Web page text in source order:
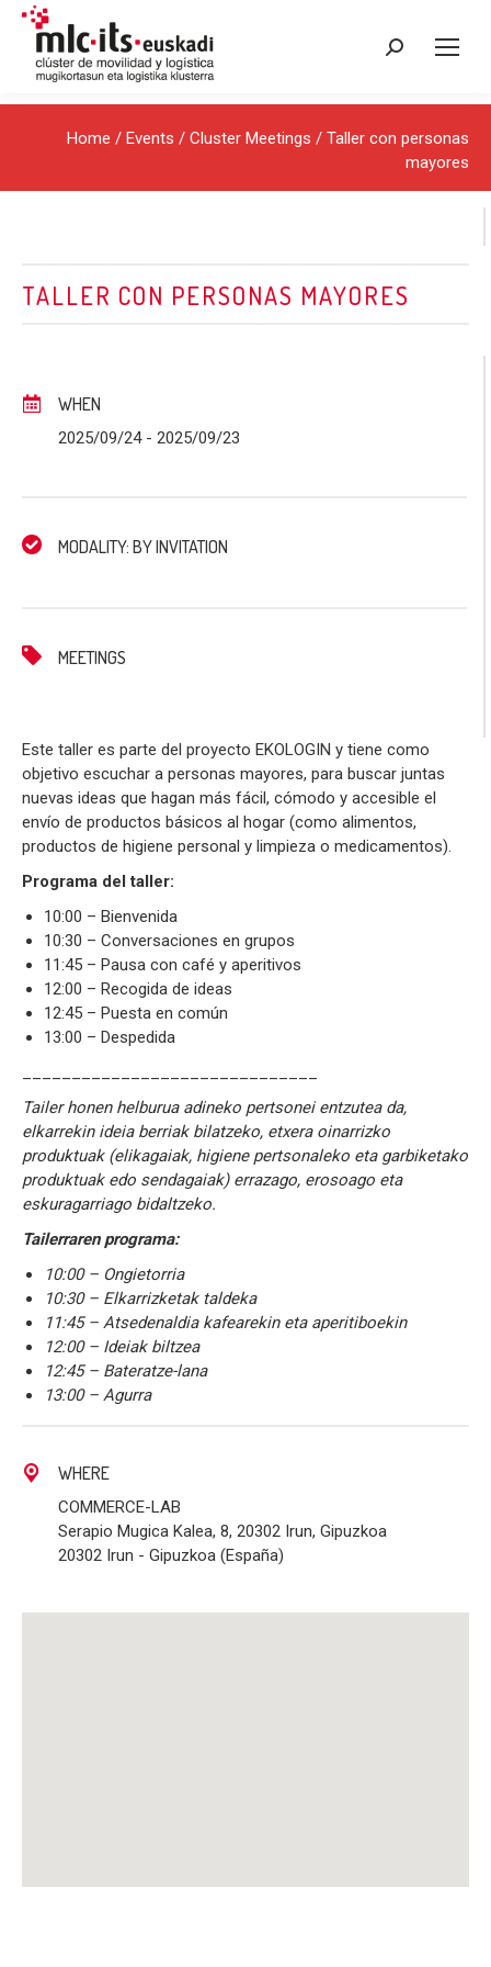
Search:
Home / Events / Cluster Meetings / Taller con personas
mayores
TALLER CON PERSONAS MAYORES
WHEN
2025/09/24 - 2025/09/23
MODALITY: BY INVITATION
MEETINGS
Este taller es parte del proyecto EKOLOGIN y tiene como
objetivo escuchar a personas mayores, para buscar juntas
nuevas ideas que hagan más fácil, cómodo y accesible el
envío de productos básicos al hogar (como alimentos,
productos de higiene personal y limpieza o medicamentos).
Programa del taller:
10:00 – Bienvenida
10:30 – Conversaciones en grupos
11:45 – Pausa con café y aperitivos
12:00 – Recogida de ideas
12:45 – Puesta en común
13:00 – Despedida
Tailer honen helburua adineko pertsonei entzutea da,
elkarrekin ideia berriak bilatzeko, etxera oinarrizko
produktuak (elikagaiak, higiene pertsonaleko eta garbiketako
produktuak edo sendagaiak) errazago, erosoago eta
eskuragarriago bidaltzeko.
Tailerraren programa:
10:00 – Ongietorria
10:30 – Elkarrizketak taldeka
11:45 – Atsedenaldia kafearekin eta aperitiboekin
12:00 – Ideiak biltzea
12:45 – Bateratze-lana
13:00 – Agurra
WHERE
COMMERCE-LAB
Serapio Mugica Kalea, 8, 20302 Irun, Gipuzkoa
20302 Irun - Gipuzkoa (España)